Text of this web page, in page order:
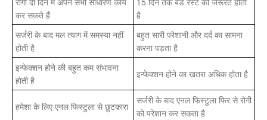
कर सकते हैं
है
सर्जरी के बाद मल त्याग में समस्या नहीं
होती है
बहुत सारी परेशानी और दर्द का सामना
करना पड़ता है
इन्फेक्शन होने की बहुत कम संभावना
होती है
इन्फेक्शन होने का खतरा अधिक होता है
हमेशा के लिए एनल फिस्टुला से छुटकारा
सर्जरी के बाद एनल फिस्टुला फिर से रोगी
को परेशान कर सकता है